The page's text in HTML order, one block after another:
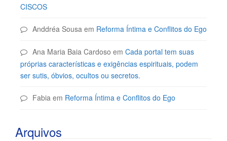
CISCOS
Anddréa Sousa em Reforma Íntima e Conflitos do Ego
Ana Maria Baia Cardoso em Cada portal tem suas
próprias características e exigências espirituais, podem
ser sutis, óbvios, ocultos ou secretos.
Fabia em Reforma Íntima e Conflitos do Ego
Arquivos